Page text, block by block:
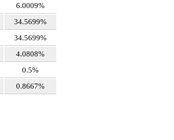
6.0009%
34.5699%
34.5699%
4.0808%
0.5%
0.8667%